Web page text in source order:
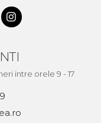
intre orele 9 - 17